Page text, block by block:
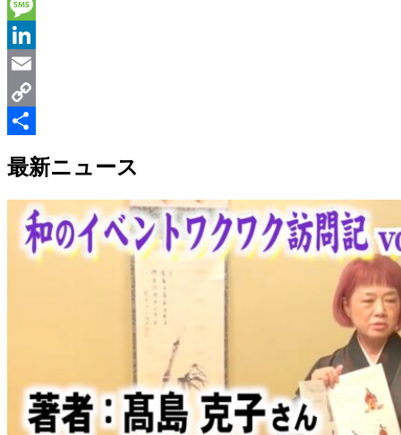
最新ニュース